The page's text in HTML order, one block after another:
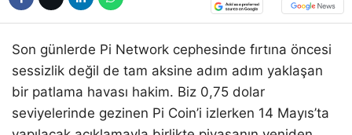
Son günlerde Pi Network cephesinde fırtına öncesi
sessizlik değil de tam aksine adım adım yaklaşan
bir patlama havası hakim. Biz 0,75 dolar
seviyelerinde gezinen Pi Coin’i izlerken 14 Mayıs’ta